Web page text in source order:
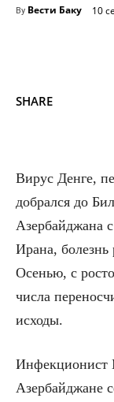
By Вести Баку 10
SHARE
Вирус Денге,
добрался до
Азербайджана
Ирана, болезнь
Осенью, с
числа
исходы.
Инфекционист
Азербайджане